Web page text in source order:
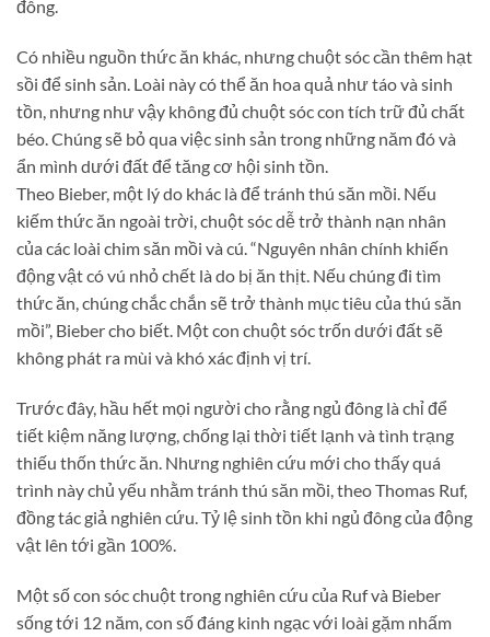
đông.
Có nhiều nguồn thức ăn khác, nhưng chuột sóc cần thêm hạt
sồi để sinh sản. Loài này có thể ăn hoa quả như táo và sinh
tồn, nhưng như vậy không đủ chuột sóc con tích trữ đủ chất
béo. Chúng sẽ bỏ qua việc sinh sản trong những năm đó và
ẩn mình dưới đất để tăng cơ hội sinh tồn.
Theo Bieber, một lý do khác là để tránh thú săn mồi. Nếu
kiếm thức ăn ngoài trời, chuột sóc dễ trở thành nạn nhân
của các loài chim săn mồi và cú. “Nguyên nhân chính khiến
động vật có vú nhỏ chết là do bị ăn thịt. Nếu chúng đi tìm
thức ăn, chúng chắc chắn sẽ trở thành mục tiêu của thú săn
mồi”, Bieber cho biết. Một con chuột sóc trốn dưới đất sẽ
không phát ra mùi và khó xác định vị trí.
Trước đây, hầu hết mọi người cho rằng ngủ đông là chỉ để
tiết kiệm năng lượng, chống lại thời tiết lạnh và tình trạng
thiếu thốn thức ăn. Nhưng nghiên cứu mới cho thấy quá
trình này chủ yếu nhằm tránh thú săn mồi, theo Thomas Ruf,
đồng tác giả nghiên cứu. Tỷ lệ sinh tồn khi ngủ đông của động
vật lên tới gần 100%.
Một số con sóc chuột trong nghiên cứu của Ruf và Bieber
sống tới 12 năm, con số đáng kinh ngạc với loài gặm nhấm